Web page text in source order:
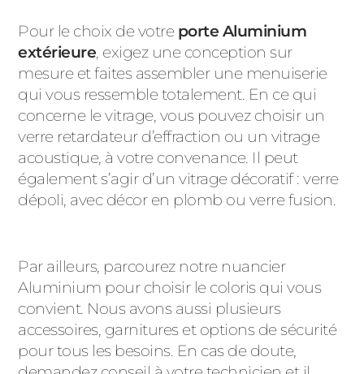
Pour le choix de votre porte Aluminium
extérieure, exigez une conception sur
mesure et faites assembler une menuiserie
qui vous ressemble totalement. En ce qui
concerne le vitrage, vous pouvez choisir un
verre retardateur d’effraction ou un vitrage
acoustique, à votre convenance. Il peut
également s’agir d’un vitrage décoratif : verre
dépoli, avec décor en plomb ou verre fusion.
Par ailleurs, parcourez notre nuancier
Aluminium pour choisir le coloris qui vous
convient. Nous avons aussi plusieurs
accessoires, garnitures et options de sécurité
pour tous les besoins. En cas de doute,